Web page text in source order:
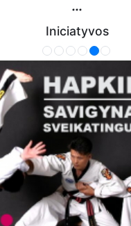
Iniciatyvos